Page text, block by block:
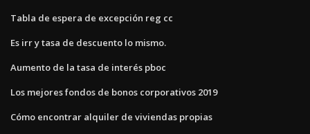
Tabla de espera de excepción reg cc
Es irr y tasa de descuento lo mismo.
Aumento de la tasa de interés pboc
Los mejores fondos de bonos corporativos 2019
Cómo encontrar alquiler de viviendas propias